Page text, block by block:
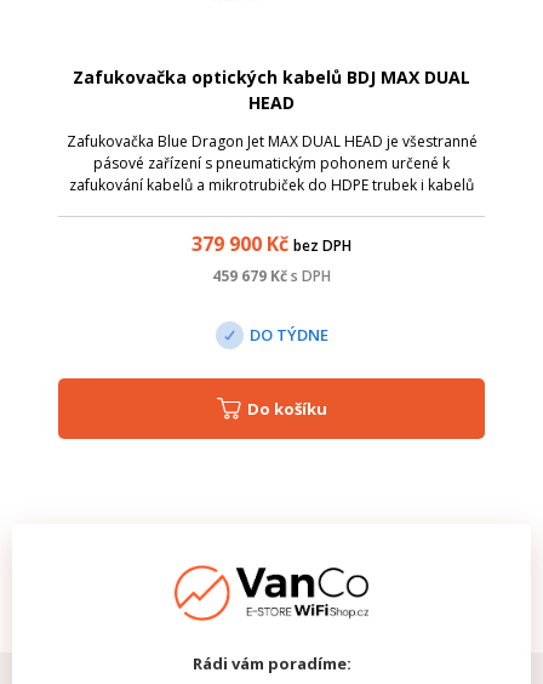
Zafukovačka optických kabelů BDJ MAX DUAL
HEAD
Zafukovačka Blue Dragon Jet MAX DUAL HEAD je všestranné
pásové zařízení s pneumatickým pohonem určené k
zafukování kabelů a mikrotrubiček do HDPE trubek i kabelů
379 900 Kč bez DPH
459 679 Kčs DPH
DO TÝDNE
Do košíku
Rádi vám poradíme: